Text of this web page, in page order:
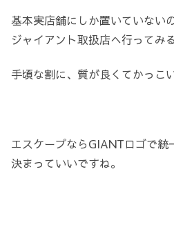
基本実店舗にしか置いていない
ジャイアント取扱店へ行ってみ
手頃な割に、質が良くてかっこ
エスケープならGIANTロゴで統
決まっていいですね。